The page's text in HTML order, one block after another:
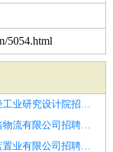
5054.html
陕西省轻工业研究设计院招聘收银员
陕西宇鑫物流有限公司招聘收银员
山西飞蓝置业有限公司招聘招聘